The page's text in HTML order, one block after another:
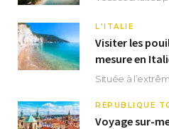
L'ITALIE
Visiter les
mesure en
RÉPUBLIQUE
Voyage sur-